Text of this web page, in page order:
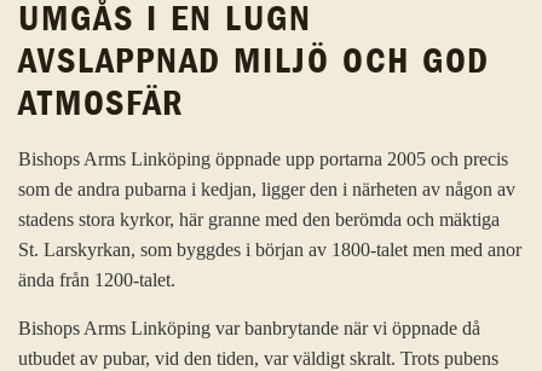
UMGÅS I EN LUGN
AVSLAPPNAD MILJÖ OCH GOD
ATMOSFÄR
Bishops Arms Linköping öppnade upp portarna 2005 och precis
som de andra pubarna i kedjan, ligger den i närheten av någon av
stadens stora kyrkor, här granne med den berömda och mäktiga
St. Larskyrkan, som byggdes i början av 1800-talet men med anor
ända från 1200-talet.
Bishops Arms Linköping var banbrytande när vi öppnade då
utbudet av pubar, vid den tiden, var väldigt skralt. Trots pubens